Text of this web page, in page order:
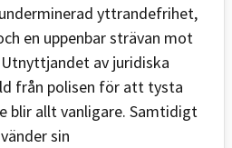
yttrandefrihet,
en uppenbar strävan mot
av juridiska
från polisen för att tysta
blir allt vanligare. Samtidigt
sin